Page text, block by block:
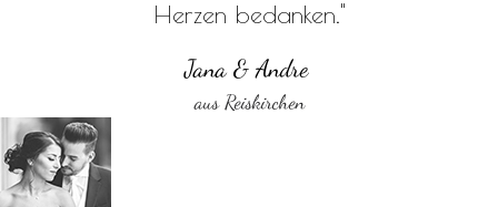
Herzen bedanken."
Jana & Andre
aus Reiskirchen